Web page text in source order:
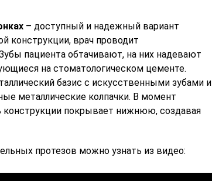
– доступный и надежный вариант
конструкции, врач проводит
пациента обтачивают, на них надевают
на стоматологическом цементе.
базис с искусственными зубами и
металлические колпачки. В момент
конструкции покрывает нижнюю, создавая
протезов можно узнать из видео: